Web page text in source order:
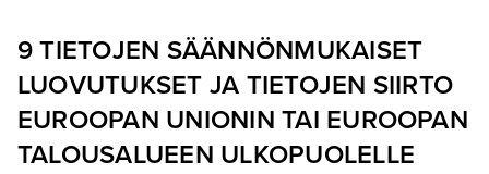
9 TIETOJEN SÄÄNNÖNMUKAISET
LUOVUTUKSET JA TIETOJEN SIIRTO
EUROOPAN UNIONIN TAI EUROOPAN
TALOUSALUEEN ULKOPUOLELLE